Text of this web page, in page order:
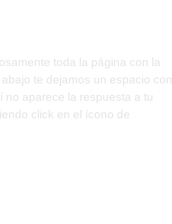
toda la página con la
te dejamos un espacio con
no aparece la respuesta a tu
click en el ícono de